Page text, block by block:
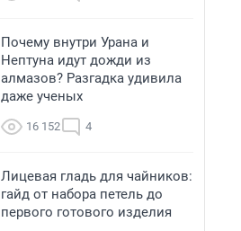
Почему внутри Урана и
Нептуна идут дожди из
алмазов? Разгадка удивила
даже ученых
16 152 4
Лицевая гладь для чайников:
гайд от набора петель до
первого готового изделия